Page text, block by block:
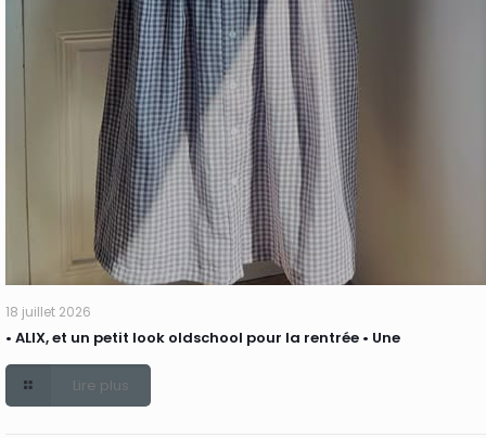
18 juillet 2026
• ALIX, et un petit look oldschool pour la rentrée • Une
Lire plus